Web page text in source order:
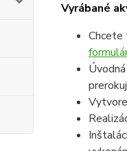
Vyrábané
Chcete